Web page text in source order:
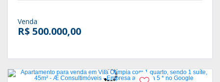
Venda
R$ 500.000,00